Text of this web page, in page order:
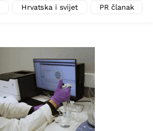
Hrvatska i svijet PR članak